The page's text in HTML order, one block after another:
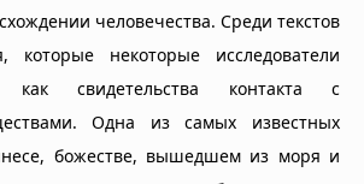
человечества. Среди текстов
которые некоторые исследователи
как свидетельства контакта с
Одна из самых известных
божестве, вышедшем из моря и